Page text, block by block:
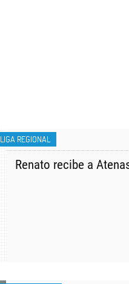
LIGA REGIONAL
Renato recibe a